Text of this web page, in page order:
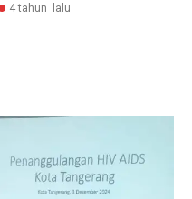
4 tahun lalu